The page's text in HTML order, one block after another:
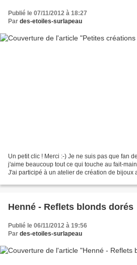
Publié le 07/11/2012 à 18:27
Par des-etoiles-surlapeau
Un petit clic ! Merci :-) Je ne suis pas que fan
j'aime beaucoup tout ce qui touche au fait-
J'ai participé à un atelier de création de bijoux
Henné - Reflets blonds dorés
Publié le 06/11/2012 à 19:56
Par des-etoiles-surlapeau